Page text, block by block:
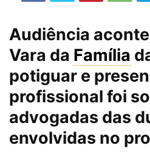
Audiência
Vara da Família
potiguar e
profissional foi
advogadas das
envolvidas no